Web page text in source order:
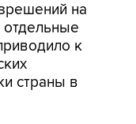
на
к
страны в